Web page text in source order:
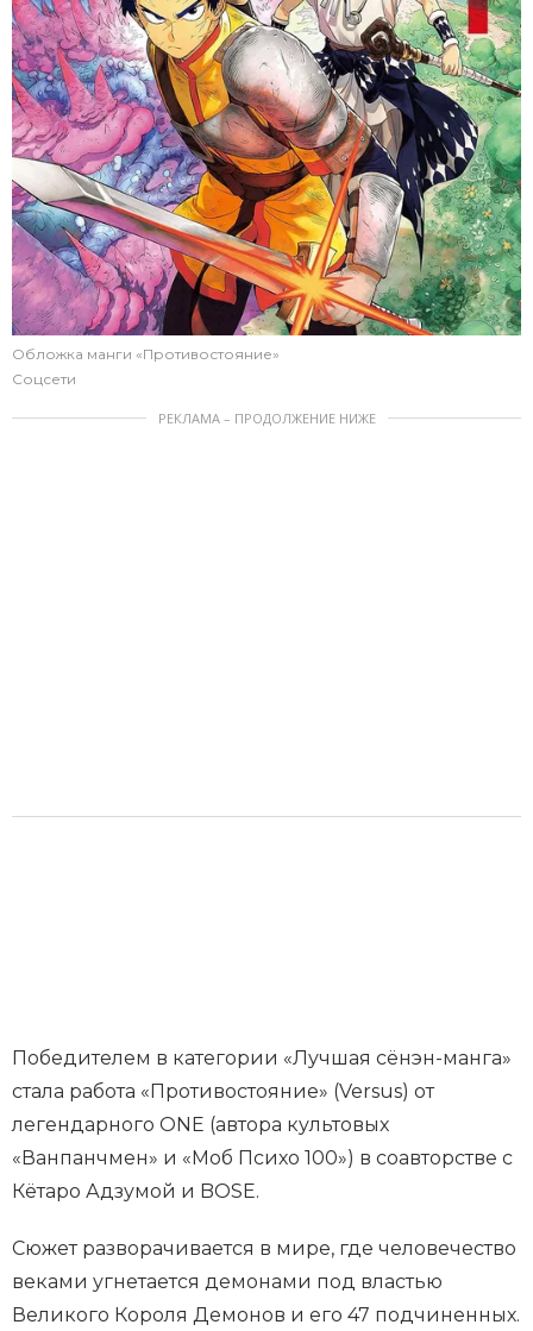
Обложка манги «Противостояние»
Соцсети
РЕКЛАМА – ПРОДОЛЖЕНИЕ НИЖЕ
Победителем в категории «Лучшая сёнэн-манга»
стала работа «Противостояние» (Versus) от
легендарного ONE (автора культовых
«Ванпанчмен» и «Моб Психо 100») в соавторстве с
Кётаро Адзумой и BOSE.
Сюжет разворачивается в мире, где человечество
веками угнетается демонами под властью
Великого Короля Демонов и его 47 подчиненных.